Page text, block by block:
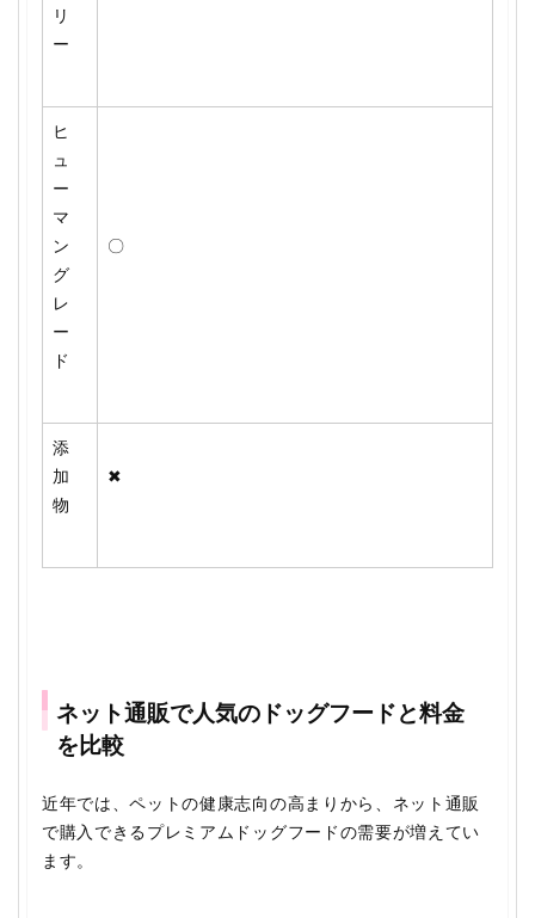
リ
ー
ヒ
ュ
ー
マ
ン
グ
レ
ー
ド
〇
添
加
物
✖
ネット通販で人気のドッグフードと料金
を比較
近年では、ペットの健康志向の高まりから、ネット通販
で購入できるプレミアムドッグフードの需要が増えてい
ます。